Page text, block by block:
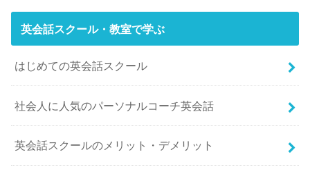
英会話スクール・教室で学ぶ
はじめての英会話スクール
社会人に人気のパーソナルコーチ英会話
英会話スクールのメリット・デメリット